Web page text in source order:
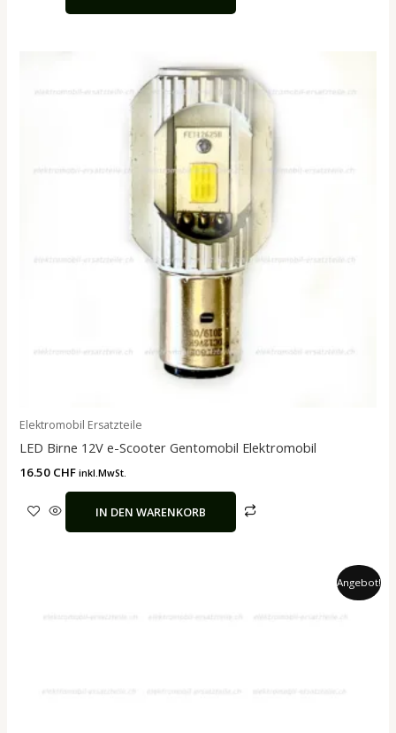
Elektromobil Ersatzteile
LED Birne 12V e-Scooter Gentomobil Elektromobil
16.50 CHF inkl.MwSt.
IN DEN WARENKORB
Angebot!
26.00 CHF
24.90 CHF.